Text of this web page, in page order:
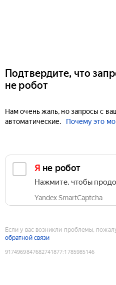
Подтвердите, что
не робот
Нам очень жаль, но запросы с
автоматические.
Почему это
Я не робот
Нажмите, чтобы
Yandex SmartCaptcha
Если у вас возникли проблемы,
обратной связи
9174969847682741877:1785985146